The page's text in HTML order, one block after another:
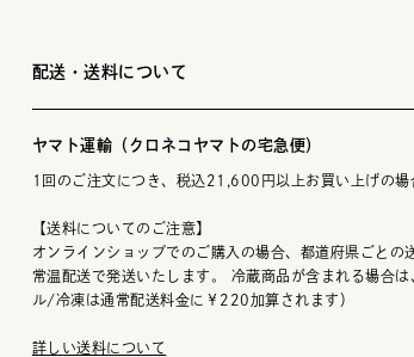
配送・送料について
ヤマト運輸（クロネコヤマトの宅急便）
1回のご注文につき、税込21,600円以上お買い上げの場
【送料についてのご注意】
オンラインショップでのご購入の場合、都道府県ごとの
常温配送で発送いたします。 冷蔵商品が含まれる場合
ル/冷凍は通常配送料金に￥220加算されます）
詳しい送料について